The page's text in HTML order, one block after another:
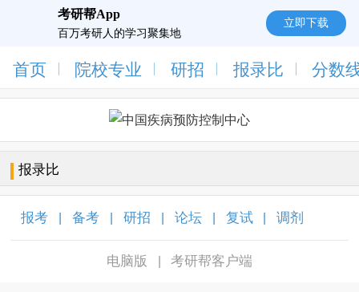
考研帮App
百万考研人的学习聚集地
立即下载
首页 院校专业 研招 报录比 分数
报录比
报考 备考 研招 论坛 复试 调剂
电脑版 考研帮客户端